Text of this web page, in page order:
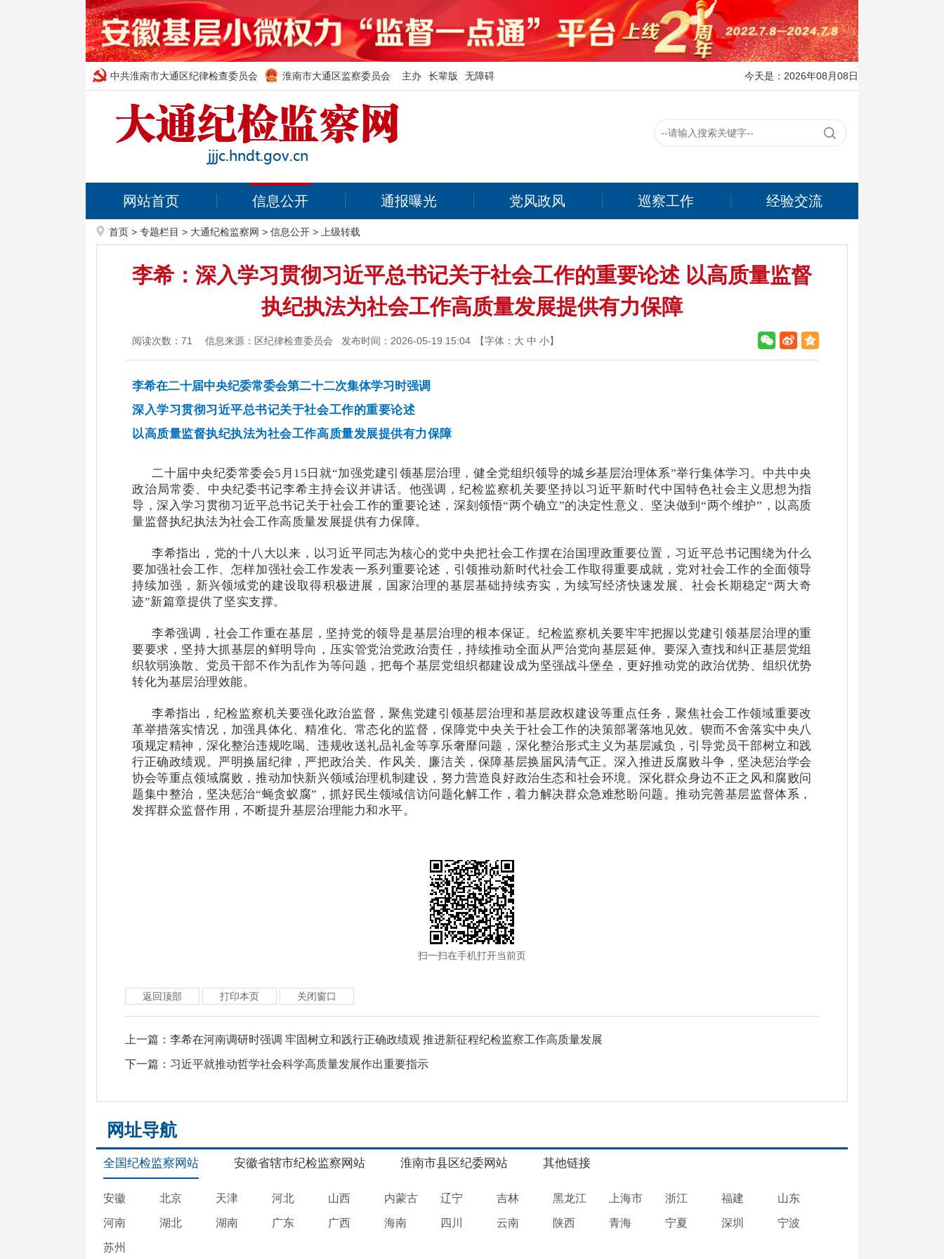
中共淮南市大通区纪律检查委员会 淮南市大通区监察委员会 主办 长辈版 无障碍 今天是：2026年08月08日
网站首页 信息公开 通报曝光 党风政风 巡察工作 经验交流
首页 > 专题栏目 > 大通纪检监察网 > 信息公开 > 上级转载
李希：深入学习贯彻习近平总书记关于社会工作的重要论述 以高质量监督
执纪执法为社会工作高质量发展提供有力保障
阅读次数： 71 信息来源：区纪律检查委员会 发布时间：2026-05-19 15:04 【字体： 大 中 小】
李希在二十届中央纪委常委会第二十二次集体学习时强调
深入学习贯彻习近平总书记关于社会工作的重要论述
以高质量监督执纪执法为社会工作高质量发展提供有力保障
二十届中央纪委常委会5月15日就“加强党建引领基层治理，健全党组织领导的城乡基层治理体系”举行集体学习。中共中央
政治局常委、中央纪委书记李希主持会议并讲话。他强调，纪检监察机关要坚持以习近平新时代中国特色社会主义思想为指
导，深入学习贯彻习近平总书记关于社会工作的重要论述，深刻领悟“两个确立”的决定性意义、坚决做到“两个维护”，以高质
量监督执纪执法为社会工作高质量发展提供有力保障。
李希指出，党的十八大以来，以习近平同志为核心的党中央把社会工作摆在治国理政重要位置，习近平总书记围绕为什么
要加强社会工作、怎样加强社会工作发表一系列重要论述，引领推动新时代社会工作取得重要成就，党对社会工作的全面领导
持续加强，新兴领域党的建设取得积极进展，国家治理的基层基础持续夯实，为续写经济快速发展、社会长期稳定“两大奇
迹”新篇章提供了坚实支撑。
李希强调，社会工作重在基层，坚持党的领导是基层治理的根本保证。纪检监察机关要牢牢把握以党建引领基层治理的重
要要求，坚持大抓基层的鲜明导向，压实管党治党政治责任，持续推动全面从严治党向基层延伸。要深入查找和纠正基层党组
织软弱涣散、党员干部不作为乱作为等问题，把每个基层党组织都建设成为坚强战斗堡垒，更好推动党的政治优势、组织优势
转化为基层治理效能。
李希指出，纪检监察机关要强化政治监督，聚焦党建引领基层治理和基层政权建设等重点任务，聚焦社会工作领域重要改
革举措落实情况，加强具体化、精准化、常态化的监督，保障党中央关于社会工作的决策部署落地见效。锲而不舍落实中央八
项规定精神，深化整治违规吃喝、违规收送礼品礼金等享乐奢靡问题，深化整治形式主义为基层减负，引导党员干部树立和践
行正确政绩观。严明换届纪律，严把政治关、作风关、廉洁关，保障基层换届风清气正。深入推进反腐败斗争，坚决惩治学会
协会等重点领域腐败，推动加快新兴领域治理机制建设，努力营造良好政治生态和社会环境。深化群众身边不正之风和腐败问
题集中整治，坚决惩治“蝇贪蚁腐”，抓好民生领域信访问题化解工作，着力解决群众急难愁盼问题。推动完善基层监督体系，
发挥群众监督作用，不断提升基层治理能力和水平。
扫一扫在手机打开当前页
返回顶部 打印本页 关闭窗口
上一篇： 李希在河南调研时强调 牢固树立和践行正确政绩观 推进新征程纪检监察工作高质量发展
下一篇： 习近平就推动哲学社会科学高质量发展作出重要指示
网址导航
全国纪检监察网站 安徽省辖市纪检监察网站 淮南市县区纪委网站 其他链接
安徽 北京 天津 河北 山西 内蒙古 辽宁 吉林 黑龙江 上海市 浙江 福建 山东
河南 湖北 湖南 广东 广西 海南 四川 云南 陕西 青海 宁夏 深圳 宁波
苏州